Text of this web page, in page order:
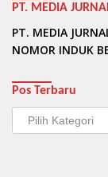
PT. MEDIA
PT. MEDIA
NOMOR INDUK
Pos Terbaru
Pos
Terbaru